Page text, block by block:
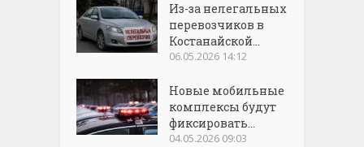
Из-за нелегальных
перевозчиков в
Костанайской...
06.05.2026 14:12
Новые мобильные
комплексы будут
фиксировать...
04.05.2026 09:03